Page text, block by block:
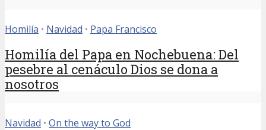
Homilía • Navidad • Papa Francisco
Homilía del Papa en Nochebuena: Del
pesebre al cenáculo Dios se dona a
nosotros
Navidad • On the way to God